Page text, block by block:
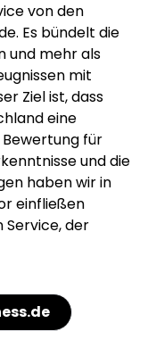
von den
Es bündelt die
und mehr als
mit
Ziel ist, dass
eine
für
und die
haben wir in
einfließen
Service, der